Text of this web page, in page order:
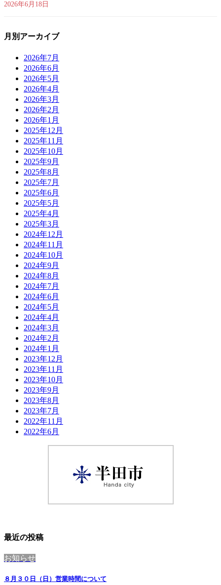
2026年6月18日
月別アーカイブ
2026年7月
2026年6月
2026年5月
2026年4月
2026年3月
2026年2月
2026年1月
2025年12月
2025年11月
2025年10月
2025年9月
2025年8月
2025年7月
2025年6月
2025年5月
2025年4月
2025年3月
2024年12月
2024年11月
2024年10月
2024年9月
2024年8月
2024年7月
2024年6月
2024年5月
2024年4月
2024年3月
2024年2月
2024年1月
2023年12月
2023年11月
2023年10月
2023年9月
2023年8月
2023年7月
2022年11月
2022年6月
最近の投稿
お知らせ
８月３０日（日）営業時間について